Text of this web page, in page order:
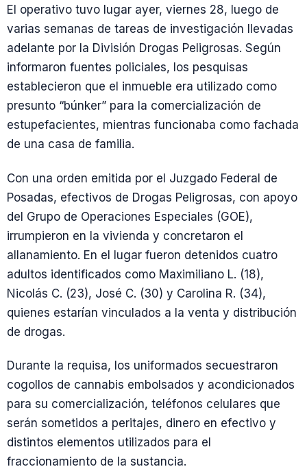
El operativo tuvo lugar ayer, viernes 28, luego de
varias semanas de tareas de investigación llevadas
adelante por la División Drogas Peligrosas. Según
informaron fuentes policiales, los pesquisas
establecieron que el inmueble era utilizado como
presunto “búnker” para la comercialización de
estupefacientes, mientras funcionaba como fachada
de una casa de familia.
Con una orden emitida por el Juzgado Federal de
Posadas, efectivos de Drogas Peligrosas, con apoyo
del Grupo de Operaciones Especiales (GOE),
irrumpieron en la vivienda y concretaron el
allanamiento. En el lugar fueron detenidos cuatro
adultos identificados como Maximiliano L. (18),
Nicolás C. (23), José C. (30) y Carolina R. (34),
quienes estarían vinculados a la venta y distribución
de drogas.
Durante la requisa, los uniformados secuestraron
cogollos de cannabis embolsados y acondicionados
para su comercialización, teléfonos celulares que
serán sometidos a peritajes, dinero en efectivo y
distintos elementos utilizados para el
fraccionamiento de la sustancia.